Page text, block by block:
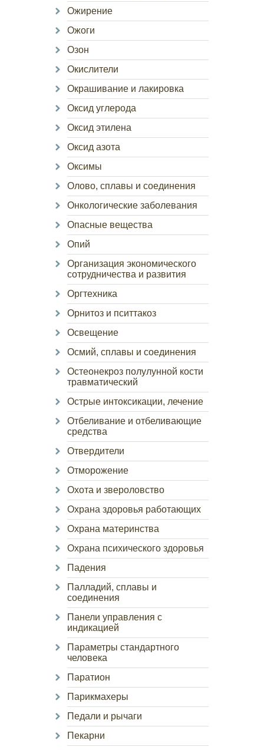
Ожирение
Ожоги
Озон
Окислители
Окрашивание и лакировка
Оксид углерода
Оксид этилена
Оксид азота
Оксимы
Олово, сплавы и соединения
Онкологические заболевания
Опасные вещества
Опий
Организация экономического
сотрудничества и развития
Оргтехника
Орнитоз и пситтакоз
Освещение
Осмий, сплавы и соединения
Остеонекроз полулунной кости
травматический
Острые интоксикации, лечение
Отбеливание и отбеливающие
средства
Отвердители
Отморожение
Охота и звероловство
Охрана здоровья работающих
Охрана материнства
Охрана психического здоровья
Падения
Палладий, сплавы и
соединения
Панели управления с
индикацией
Параметры стандартного
человека
Паратион
Парикмахеры
Педали и рычаги
Пекарни